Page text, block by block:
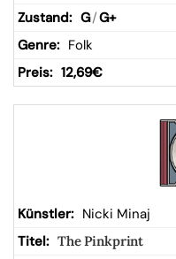
G/G+
Folk
12,69€
Nicki Minaj
The Pinkprint